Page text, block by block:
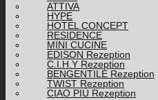
ATTIVA
HYPE
HOTEL CONCEPT
RESIDENCE
MINI CUCINE
EDISON Rezeption
C.I.H.Y Rezeption
BENGENTILE Rezeption
TWIST Rezeption
CIAO PIÙ Rezeption